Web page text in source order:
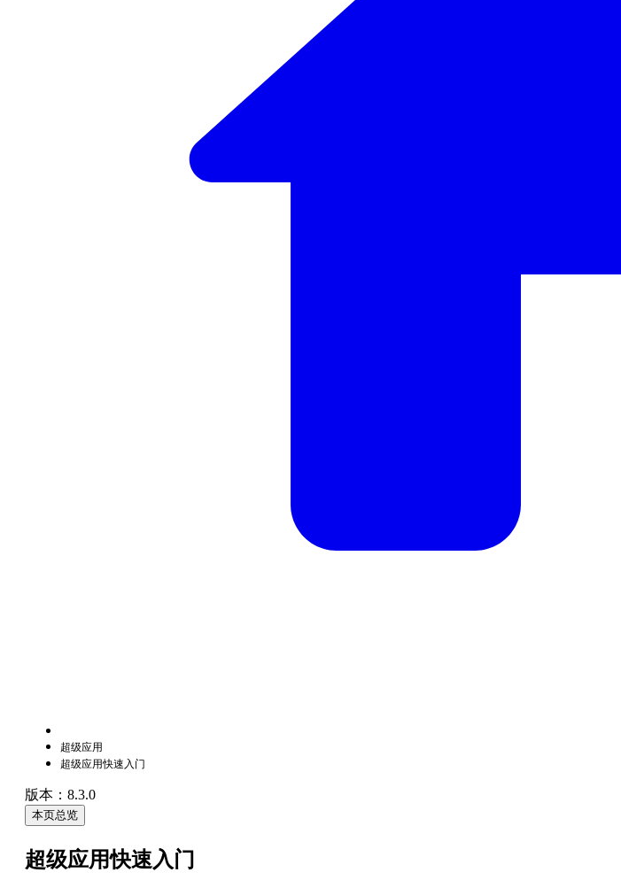
超级应用
超级应用快速入门
版本：8.3.0
本页总览
超级应用快速入门